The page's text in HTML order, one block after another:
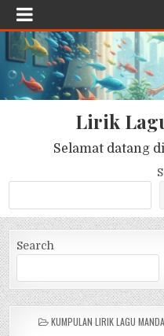
Lirik
Selamat datang
Search
POSTED
KUMPULAN LIRIK LAGU